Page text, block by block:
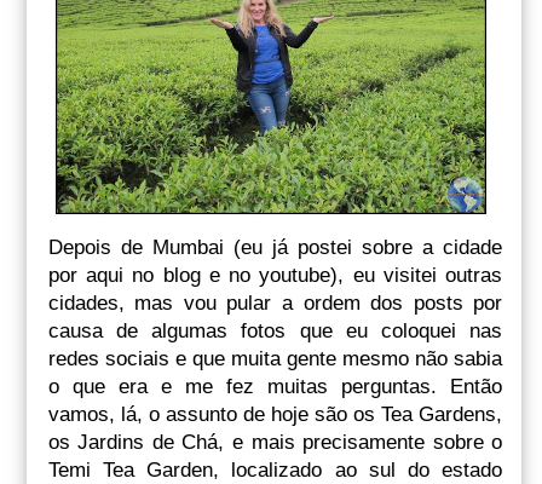
Depois de Mumbai (eu já postei sobre a cidade
por aqui no blog e no youtube), eu visitei outras
cidades, mas vou pular a ordem dos posts por
causa de algumas fotos que eu coloquei nas
redes sociais e que muita gente mesmo não sabia
o que era e me fez muitas perguntas. Então
vamos, lá, o assunto de hoje são os Tea Gardens,
os Jardins de Chá, e mais precisamente sobre o
Temi Tea Garden, localizado ao sul do estado